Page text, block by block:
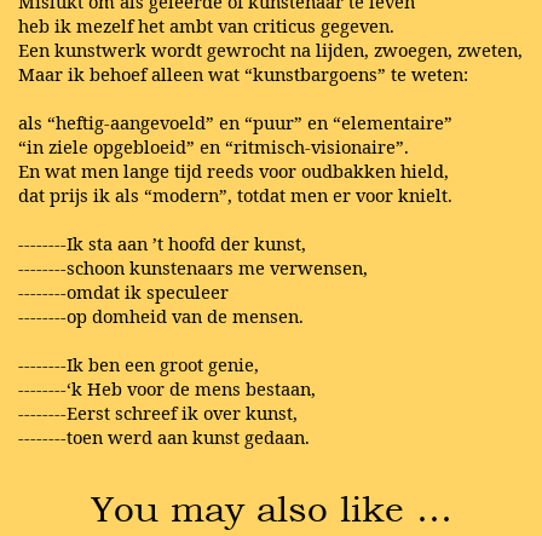
heb ik mezelf het ambt van criticus gegeven.
Een kunstwerk wordt gewrocht na lijden, zwoegen, zweten,
Maar ik behoef alleen wat “kunstbargoens” te weten:
als “heftig-aangevoeld” en “puur” en “elementaire”
“in ziele opgebloeid” en “ritmisch-visionaire”.
En wat men lange tijd reeds voor oudbakken hield,
dat prijs ik als “modern”, totdat men er voor knielt.
--------Ik sta aan ’t hoofd der kunst,
--------schoon kunstenaars me verwensen,
--------omdat ik speculeer
--------op domheid van de mensen.
--------Ik ben een groot genie,
--------‘k Heb voor de mens bestaan,
--------Eerst schreef ik over kunst,
--------toen werd aan kunst gedaan.
You may also like …